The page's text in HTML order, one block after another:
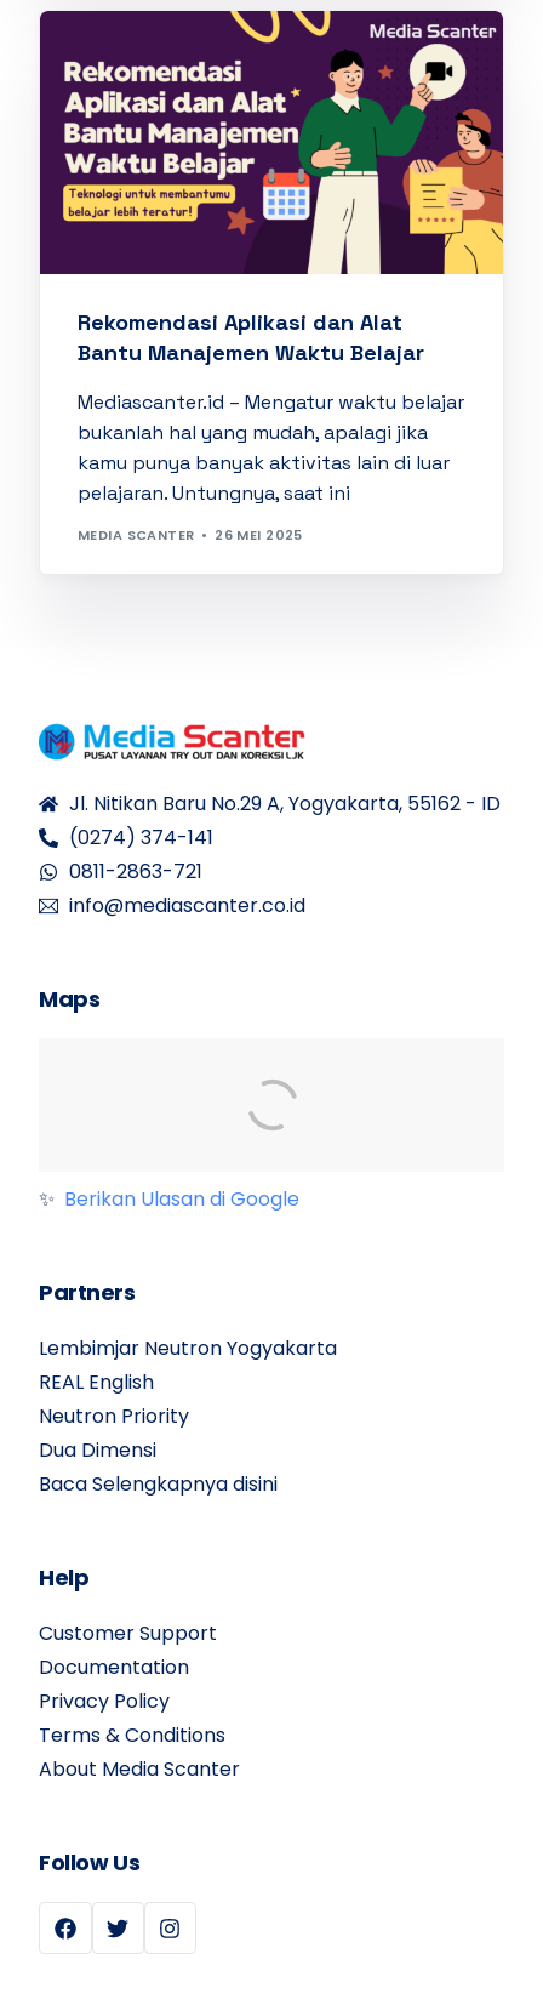
Rekomendasi Aplikasi dan Alat
Bantu Manajemen Waktu Belajar
Mediascanter.id – Mengatur waktu belajar
bukanlah hal yang mudah, apalagi jika
kamu punya banyak aktivitas lain di luar
pelajaran. Untungnya, saat ini
MEDIA SCANTER 26 MEI 2025
Jl. Nitikan Baru No.29 A, Yogyakarta, 55162 - ID
(0274) 374-141
0811-2863-721
info@mediascanter.co.id
Maps
✨ Berikan Ulasan di Google
Partners
Lembimjar Neutron Yogyakarta
REAL English
Neutron Priority
Dua Dimensi
Baca Selengkapnya disini
Help
Customer Support
Documentation
Privacy Policy
Terms & Conditions
About Media Scanter
Follow Us